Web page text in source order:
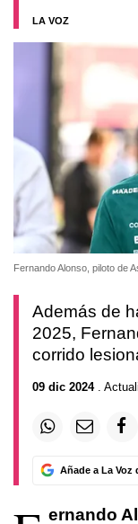
LA VOZ
Fernando Alonso, piloto de
Además de
2025,
corrido
09 dic 2024.
Añade a La Voz
ernando